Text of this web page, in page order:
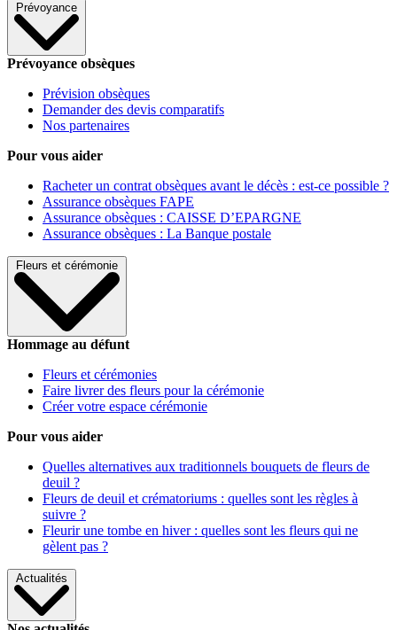
Prévoyance
Prévoyance obsèques
Prévision obsèques
Demander des devis comparatifs
Nos partenaires
Pour vous aider
Racheter un contrat obsèques avant le décès : est-ce possible ?
Assurance obsèques FAPE
Assurance obsèques : CAISSE D’EPARGNE
Assurance obsèques : La Banque postale
Fleurs et cérémonie
Hommage au défunt
Fleurs et cérémonies
Faire livrer des fleurs pour la cérémonie
Créer votre espace cérémonie
Pour vous aider
Quelles alternatives aux traditionnels bouquets de fleurs de
deuil ?
Fleurs de deuil et crématoriums : quelles sont les règles à
suivre ?
Fleurir une tombe en hiver : quelles sont les fleurs qui ne
gèlent pas ?
Actualités